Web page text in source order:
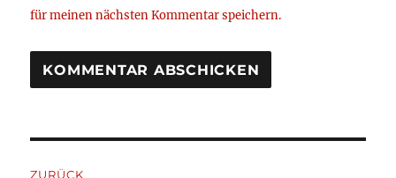
für meinen nächsten Kommentar speichern.
ZURÜCK